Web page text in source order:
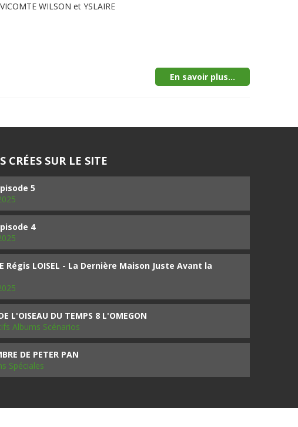
WILSON et YSLAIRE
En savoir plus...
CRÉES SUR LE SITE
5
4
Régis LOISEL - La Dernière Maison Juste Avant la
L'OISEAU DU TEMPS 8 L'OMEGON
Albums Scénarios
DE PETER PAN
Spéciales